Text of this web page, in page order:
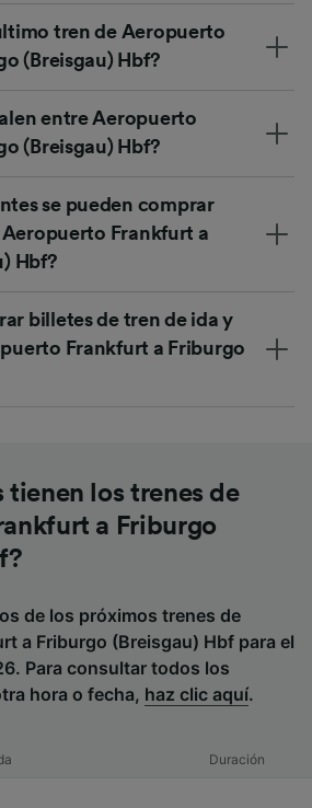
tren de Aeropuerto
(Breisgau) Hbf?
entre Aeropuerto
(Breisgau) Hbf?
se pueden comprar
Frankfurt a
Hbf?
billetes de tren de ida y
Frankfurt a Friburgo
tienen los trenes de
a Friburgo
de los próximos trenes de
a Friburgo (Breisgau) Hbf para el
Para consultar todos los
hora o fecha, haz clic aquí.
Duración